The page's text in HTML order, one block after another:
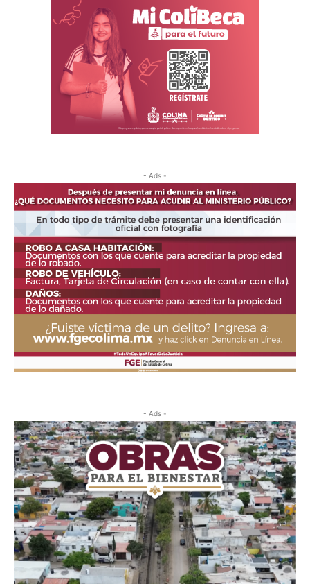
- Ads -
- Ads -